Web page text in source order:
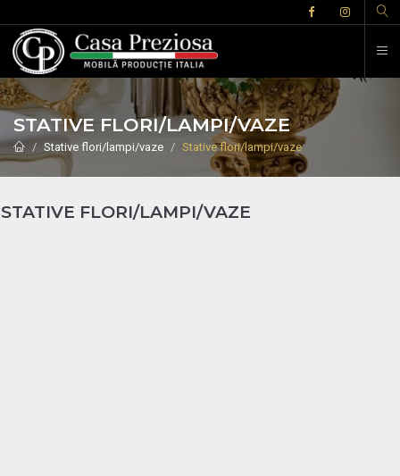
STATIVE FLORI/LAMPI/VAZE
Stative flori/lampi/vaze Stative flori/lampi/vaze
STATIVE FLORI/LAMPI/VAZE